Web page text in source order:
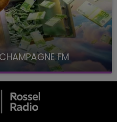
FM
FM, à 8H10